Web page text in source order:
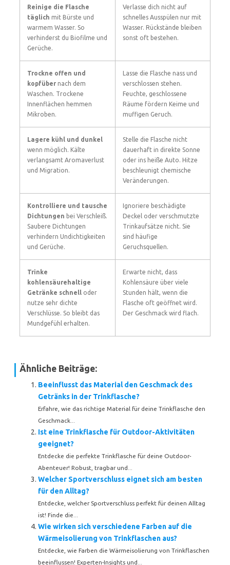
Reinige die Flasche
täglich mit Bürste und
warmem Wasser. So
verhinderst du Biofilme und
Gerüche.
Verlasse dich nicht auf
schnelles Ausspülen nur mit
Wasser. Rückstände bleiben
sonst oft bestehen.
Trockne offen und
kopfüber nach dem
Waschen. Trockene
Innenflächen hemmen
Mikroben.
Lasse die Flasche nass und
verschlossen stehen.
Feuchte, geschlossene
Räume fördern Keime und
muffigen Geruch.
Lagere kühl und dunkel
wenn möglich. Kälte
verlangsamt Aromaverlust
und Migration.
Stelle die Flasche nicht
dauerhaft in direkte Sonne
oder ins heiße Auto. Hitze
beschleunigt chemische
Veränderungen.
Kontrolliere und tausche
Dichtungen bei Verschleiß.
Saubere Dichtungen
verhindern Undichtigkeiten
und Gerüche.
Ignoriere beschädigte
Deckel oder verschmutzte
Trinkaufsätze nicht. Sie
sind häufige
Geruchsquellen.
Trinke
kohlensäurehaltige
Getränke schnell oder
nutze sehr dichte
Verschlüsse. So bleibt das
Mundgefühl erhalten.
Erwarte nicht, dass
Kohlensäure über viele
Stunden hält, wenn die
Flasche oft geöffnet wird.
Der Geschmack wird flach.
Ähnliche Beiträge:
Beeinflusst das Material den Geschmack des
Getränks in der Trinkflasche?
Erfahre, wie das richtige Material für deine Trinkflasche den
Geschmack...
Ist eine Trinkflasche für Outdoor-Aktivitäten
geeignet?
Entdecke die perfekte Trinkflasche für deine Outdoor-
Abenteuer! Robust, tragbar und...
Welcher Sportverschluss eignet sich am besten
für den Alltag?
Entdecke, welcher Sportverschluss perfekt für deinen Alltag
ist! Finde die...
Wie wirken sich verschiedene Farben auf die
Wärmeisolierung von Trinkflaschen aus?
Entdecke, wie Farben die Wärmeisolierung von Trinkflaschen
beeinflussen! Experten-Insights und...